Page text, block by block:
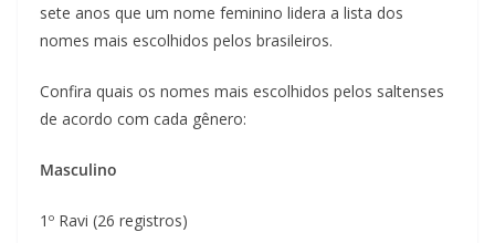
sete anos que um nome feminino lidera a lista dos
nomes mais escolhidos pelos brasileiros.
Confira quais os nomes mais escolhidos pelos saltenses
de acordo com cada gênero:
Masculino
1º Ravi (26 registros)